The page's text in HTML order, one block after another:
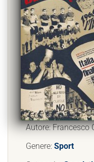
Autore: Francesco
Genere: Sport